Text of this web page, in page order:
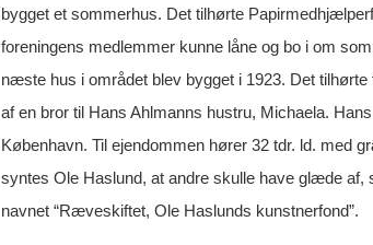
bygget et sommerhus. Det tilhørte
foreningens medlemmer kunne låne og bo i om
næste hus i området blev bygget i 1923. Det
af en bror til Hans Ahlmanns hustru, Michaela.
København. Til ejendommen hører 32 tdr. ld. med
syntes Ole Haslund, at andre skulle have glæde
navnet “Ræveskiftet, Ole Haslunds kunstnerfond”.